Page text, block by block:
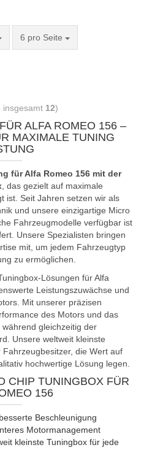
6 pro Seite
insgesamt 12)
ALFA ROMEO 156 –
MAXIMALE TUNING
für Alfa Romeo 156 mit der
, das gezielt auf maximale
ist. Seit Jahren setzen wir als
und unsere einzigartige Micro
Fahrzeugmodelle verfügbar ist
Unsere Spezialisten bringen
mit, um jedem Fahrzeugtyp
zu ermöglichen.
Lösungen für Alfa
Leistungszuwächse und
Mit unserer präzisen
des Motors und das
gleichzeitig der
Unsere weltweit kleinste
die Wert auf
hochwertige Lösung legen.
CHIP TUNINGBOX FÜR
156
Beschleunigung
Motormanagement
kleinste Tuningbox für jede